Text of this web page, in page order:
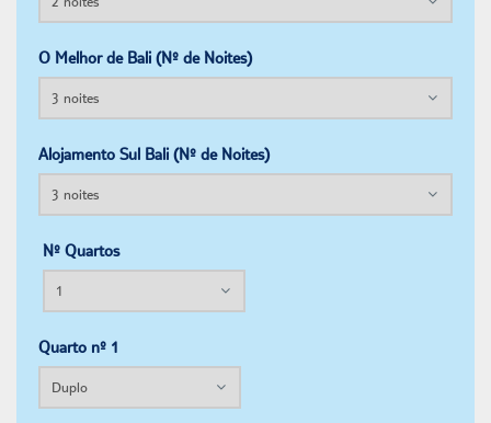
O Melhor de Bali (Nº de Noites)
Alojamento Sul Bali (Nº de Noites)
Nº Quartos
Quarto nº 1